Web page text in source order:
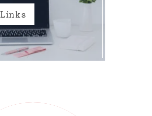
Links